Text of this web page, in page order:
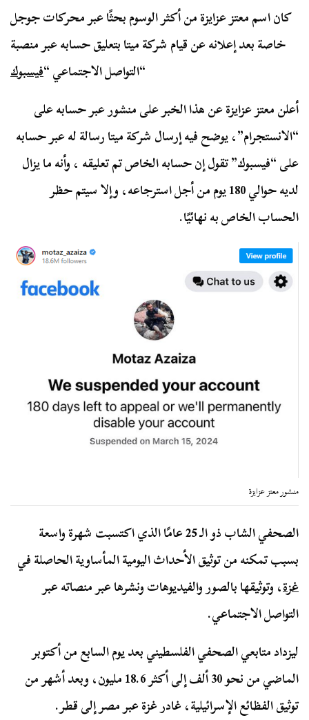
كان اسم معتز عزايزة من أكثر الوسوم بحثًا عبر محركات جوجل
خاصة بعد إعلانه عن قيام شركة ميتا بتعليق حسابه عبر منصبة
التواصل الاجتماعي “فيسبوك
“
أعلن معتز عزايزة عن هذا الخبر على منشور عبر حسابه على
“الانستجرام”، يوضح فيه إرسال شركة ميتا رسالة له عبر حسابه
على “فيسبوك” تقول إن حسابه الخاص تم تعليقه ، وأنه ما يزال
لديه حوالي 180 يوم من أجل استرجاعه، وإلا سيتم حظر
الحساب الخاص به نهائيًا.
منشور معتز عزايزة
الصحفي الشاب ذو الـ 25 عامًا الذي اكتسبت شهرة واسعة
بسبب تمكنه من توثيق الأحداث اليومية المأساوية الحاصلة في
غزة، وتوثيقها بالصور والفيديوهات ونشرها عبر منصاته عبر
التواصل الاجتماعي.
ليزداد متابعي الصحفي الفلسطيني بعد يوم السابع من أكتوبر
الماضي من نحو 30 ألف إلى أكثر 18.6 مليون، وبعد أشهر من
توثيق الفظائع الإسرائيلية، غادر غزة عبر مصر إلى قطر.